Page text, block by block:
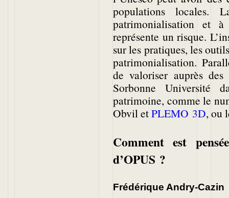
populations locales.
patrimonialisation et
représente un risque.
sur les pratiques, les
patrimonialisation.
de valoriser auprès
Sorbonne Université
patrimoine, comme le
Obvil etPLEMO 3D, ou
Comment est
d’OPUS ?
Frédérique Andry-Cazin